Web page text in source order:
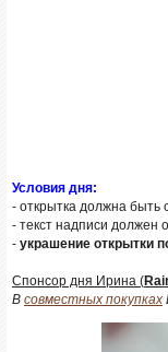
Условия дня:
- открытка должна быть
- текст надписи должен
- украшение открытки
Спонсор дня Ирина (
В совместных покупках